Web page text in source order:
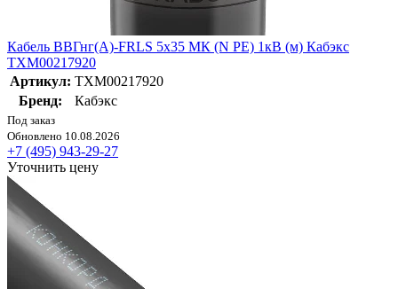
Кабель ВВГнг(А)-FRLS 5х35 МК (N PE) 1кВ (м) Кабэкс
ТХМ00217920
Артикул: ТХМ00217920
Бренд:
Кабэкс
Под заказ
Обновлено 10.08.2026
+7 (495) 943-29-27
Уточнить цену